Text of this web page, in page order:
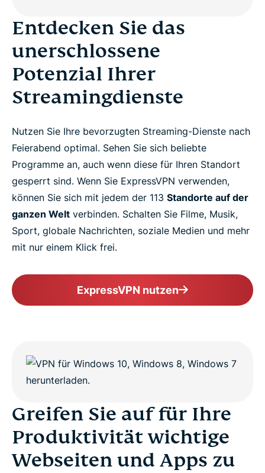
Entdecken Sie das
unerschlossene
Potenzial Ihrer
Streamingdienste
Nutzen Sie Ihre bevorzugten Streaming-Dienste nach
Feierabend optimal. Sehen Sie sich beliebte
Programme an, auch wenn diese für Ihren Standort
gesperrt sind. Wenn Sie ExpressVPN verwenden,
können Sie sich mit jedem der 113 Standorte auf der
ganzen Welt verbinden. Schalten Sie Filme, Musik,
Sport, globale Nachrichten, soziale Medien und mehr
mit nur einem Klick frei.
ExpressVPN nutzen
Greifen Sie auf für Ihre
Produktivität wichtige
Webseiten und Apps zu